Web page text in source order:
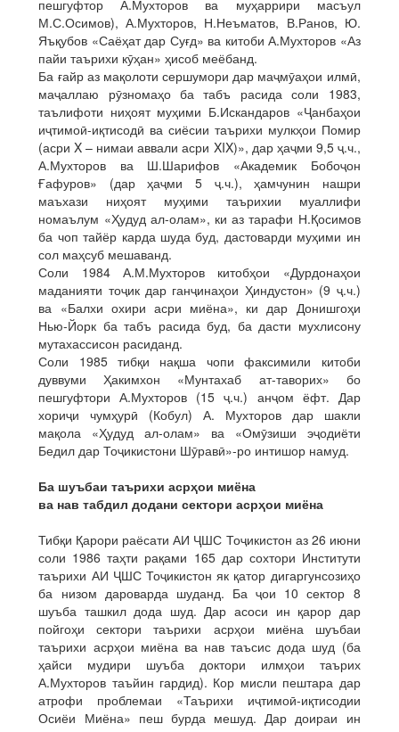
пешгуфтор А.Мухторов ва муҳаррири масъул
М.С.Осимов), А.Мухторов, Н.Неъматов, В.Ранов, Ю.
Яъқубов «Саёҳат дар Суғд» ва китоби А.Мухторов «Аз
пайи таърихи кӯҳан» ҳисоб меёбанд.
Ба ғайр аз мақолоти сершумори дар маҷмӯаҳои илмӣ,
маҷаллаю рӯзномаҳо ба табъ расида соли 1983,
таълифоти ниҳоят муҳими Б.Искандаров «Ҷанбаҳои
иҷтимоӣ-иқтисодӣ ва сиёсии таърихи мулкҳои Помир
(асри X – нимаи аввали асри XIX)», дар ҳаҷми 9,5 ҷ.ч.,
А.Мухторов ва Ш.Шарифов «Академик Бобоҷон
Ғафуров» (дар ҳаҷми 5 ҷ.ч.), ҳамчунин нашри
маъхази ниҳоят муҳими таърихии муаллифи
номаълум «Ҳудуд ал-олам», ки аз тарафи Н.Қосимов
ба чоп тайёр карда шуда буд, дастоварди муҳими ин
сол маҳсуб мешаванд.
Соли 1984 А.М.Мухторов китобҳои «Дурдонаҳои
маданияти тоҷик дар ганҷинаҳои Ҳиндустон» (9 ҷ.ч.)
ва «Балхи охири асри миёна», ки дар Донишгоҳи
Нью-Йорк ба табъ расида буд, ба дасти мухлисону
мутахассисон расиданд.
Соли 1985 тибқи нақша чопи факсимили китоби
дуввуми Ҳакимхон «Мунтахаб ат-таворих» бо
пешгуфтори А.Мухторов (15 ҷ.ч.) анҷом ёфт. Дар
хориҷи чумҳурӣ (Кобул) А. Мухторов дар шакли
мақола «Ҳудуд ал-олам» ва «Омӯзиши эҷодиёти
Бедил дар Тоҷикистони Шӯравӣ»-ро интишор намуд.
Ба шуъбаи таърихи асрҳои миёна
ва нав табдил додани сектори асрҳои миёна
Тибқи Қарори раёсати АИ ҶШС Тоҷикистон аз 26 июни
соли 1986 таҳти рақами 165 дар сохтори Институти
таърихи АИ ҶШС Тоҷикистон як қатор дигаргунсозиҳо
ба низом дароварда шуданд. Ба ҷои 10 сектор 8
шуъба ташкил дода шуд. Дар асоси ин қарор дар
пойгоҳи сектори таърихи асрҳои миёна шуъбаи
таърихи асрҳои миёна ва нав таъсис дода шуд (ба
ҳайси мудири шуъба доктори илмҳои таърих
А.Мухторов таъйин гардид). Кор мисли пештара дар
атрофи проблемаи «Таърихи иҷтимоӣ-иқтисодии
Осиёи Миёна» пеш бурда мешуд. Дар доираи ин